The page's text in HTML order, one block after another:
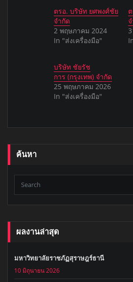
ตรอ. บริษัท ยศพงศ์ชัย
จำกัด
2 พฤษภาคม 2024
In "ส่งเครื่องมือ"
บริษัท ชัยรัช
การ (กรุงเทพ) จำกัด
25 พฤษภาคม 2026
In "ส่งเครื่องมือ"
ค้นหา
ผลงานล่าสุด
มหาวิทยาลัยราชภัฏสุราษฎร์ธานี
10 มิถุนายน 2026